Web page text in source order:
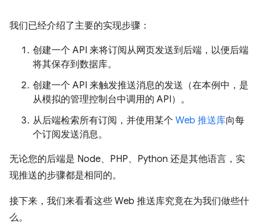
我们已经介绍了主要的实现步骤：
创建一个 API 来将订阅从网页发送到后端，以便后端
将其保存到数据库。
创建一个 API 来触发推送消息的发送（在本例中，是
从模拟的管理控制台中调用的 API）。
从后端检索所有订阅，并使用某个 Web 推送库向每
个订阅发送消息。
无论您的后端是 Node、PHP、Python 还是其他语言，实
现推送的步骤都是相同的。
接下来，我们来看看这些 Web 推送库究竟在为我们做些什
么。